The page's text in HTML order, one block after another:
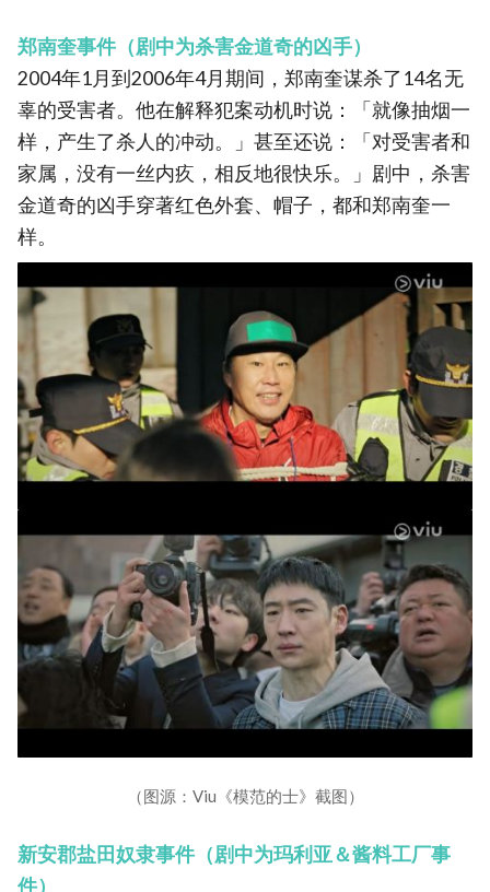
郑南奎事件（剧中为杀害金道奇的凶手）
2004年1月到2006年4月期间，郑南奎谋杀了14名无
辜的受害者。他在解释犯案动机时说：「就像抽烟一
样，产生了杀人的冲动。」甚至还说：「对受害者和
家属，没有一丝内疚，相反地很快乐。」剧中，杀害
金道奇的凶手穿著红色外套、帽子，都和郑南奎一
样。
（图源：Viu《模范的士》截图）
新安郡盐田奴隶事件（剧中为玛利亚＆酱料工厂事
件）